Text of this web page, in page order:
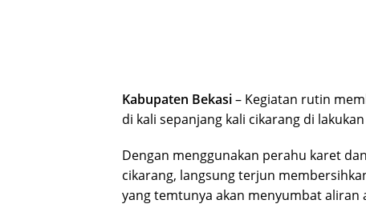
Kabupaten Bekasi– Kegiatan rutin
di kali sepanjang kali cikarang di
Dengan menggunakan perahu karet
cikarang, langsung terjun
yang temtunya akan menyumbat aliran